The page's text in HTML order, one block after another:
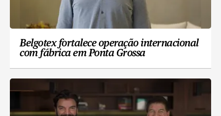
Belgotex fortalece operação internacional
com fábrica em Ponta Grossa